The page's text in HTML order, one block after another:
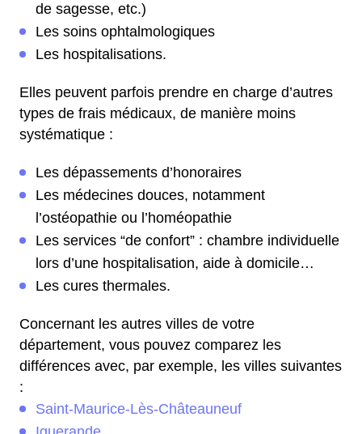
de sagesse, etc.)
Les soins ophtalmologiques
Les hospitalisations.
Elles peuvent parfois prendre en charge d’autres
types de frais médicaux, de manière moins
systématique :
Les dépassements d’honoraires
Les médecines douces, notamment
l’ostéopathie ou l’homéopathie
Les services “de confort” : chambre individuelle
lors d’une hospitalisation, aide à domicile…
Les cures thermales.
Concernant les autres villes de votre
département, vous pouvez comparez les
différences avec, par exemple, les villes suivantes
:
Saint-Maurice-Lès-Châteauneuf